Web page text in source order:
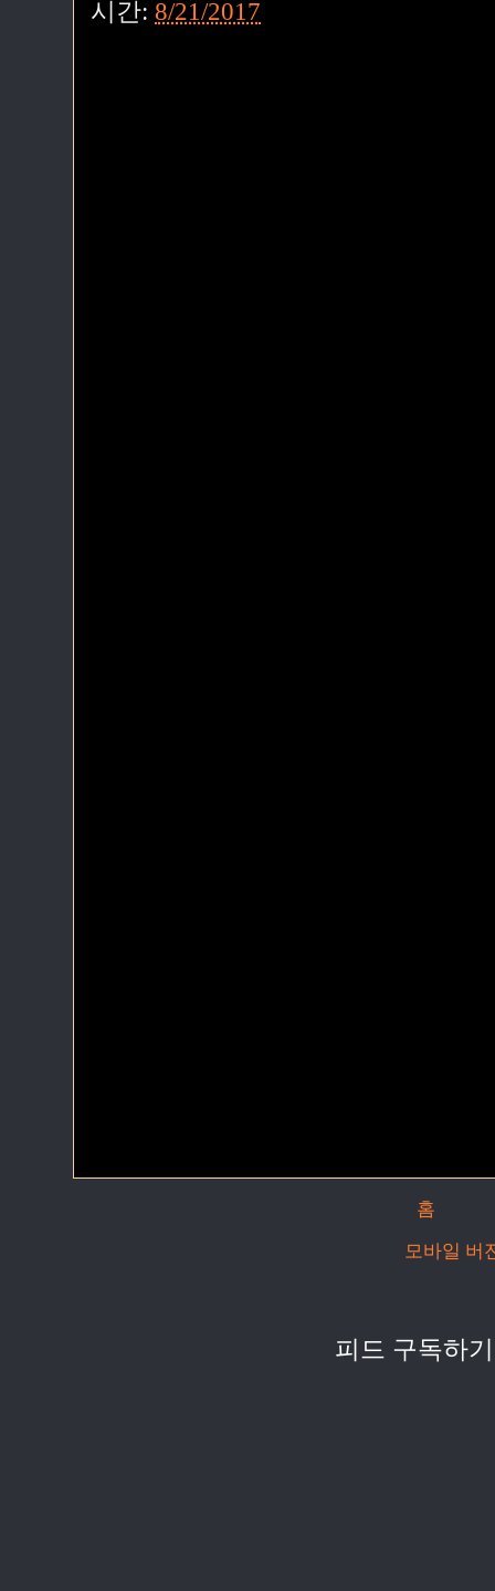
시간: 8/21/2017
홈
모바일 버
피드 구독하